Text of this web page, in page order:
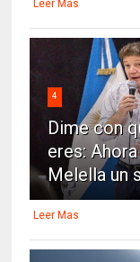
Leer Mas
4
Dime con
eres:
Melella un
Leer Mas